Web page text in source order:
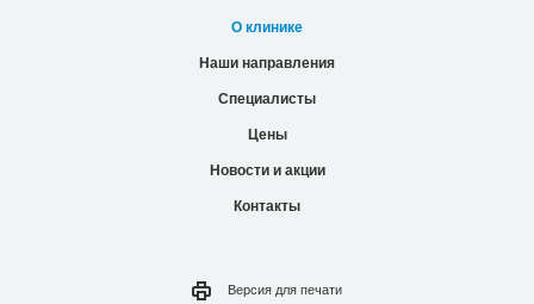
О клинике
Наши направления
Специалисты
Цены
Новости и акции
Контакты
Версия для печати